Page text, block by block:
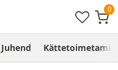
Juhend